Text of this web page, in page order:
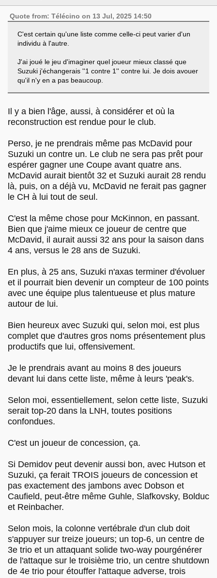
Quote from: Télécino on 13 Jul, 2025 14:50
C'est certain qu'une liste comme celle-ci peut varier d'un
individu à l'autre.
J'ai joué le jeu d'imaginer quel joueur mieux classé que
Suzuki j'échangerais ''1 contre 1'' contre lui. Je dois avouer
qu'il n'y en a pas beaucoup.
Il y a bien l'âge, aussi, à considérer et où la
reconstruction est rendue pour le club.
Perso, je ne prendrais même pas McDavid pour
Suzuki un contre un. Le club ne sera pas prêt pour
espérer gagner une Coupe avant quatre ans.
McDavid aurait bientôt 32 et Suzuki aurait 28 rendu
là, puis, on a déjà vu, McDavid ne ferait pas gagner
le CH à lui tout de seul.
C'est la même chose pour McKinnon, en passant.
Bien que j'aime mieux ce joueur de centre que
McDavid, il aurait aussi 32 ans pour la saison dans
4 ans, versus le 28 ans de Suzuki.
En plus, à 25 ans, Suzuki n'axas terminer d'évoluer
et il pourrait bien devenir un compteur de 100 points
avec une équipe plus talentueuse et plus mature
autour de lui.
Bien heureux avec Suzuki qui, selon moi, est plus
complet que d'autres gros noms présentement plus
productifs que lui, offensivement.
Je le prendrais avant au moins 8 des joueurs
devant lui dans cette liste, même à leurs 'peak's.
Selon moi, essentiellement, selon cette liste, Suzuki
serait top-20 dans la LNH, toutes positions
confondues.
C'est un joueur de concession, ça.
Si Demidov peut devenir aussi bon, avec Hutson et
Suzuki, ça ferait TROIS joueurs de concession et
pas exactement des jambons avec Dobson et
Caufield, peut-être même Guhle, Slafkovsky, Bolduc
et Reinbacher.
Selon mois, la colonne vertébrale d'un club doit
s'appuyer sur treize joueurs; un top-6, un centre de
3e trio et un attaquant solide two-way pourgénérer
de l'attaque sur le troisième trio, un centre shutdown
de 4e trio pour étouffer l'attaque adverse, trois